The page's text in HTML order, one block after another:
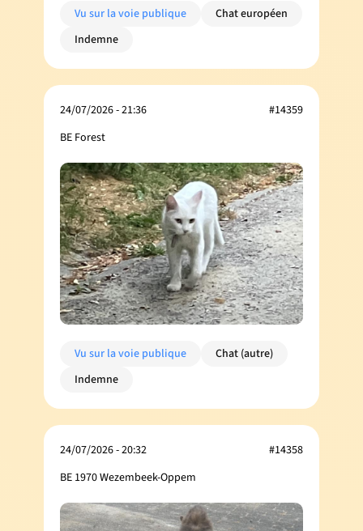
Vu sur la voie publique
Chat européen
Indemne
24/07/2026 - 21:36
BE Forest
#14359
Vu sur la voie publique
Chat (autre)
Indemne
24/07/2026 - 20:32
BE 1970 Wezembeek-Oppem
#14358